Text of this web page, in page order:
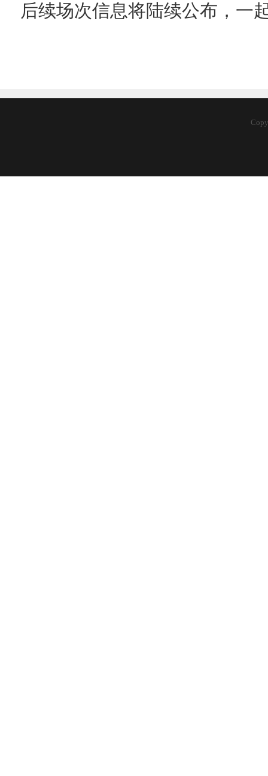
后续场次信息将陆续公布，一